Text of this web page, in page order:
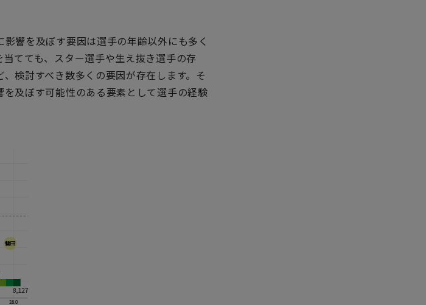
響を及ぼす要因は選手の年齢以外にも多く
てても、スター選手や生え抜き選手の存
検討すべき数多くの要因が存在します。そ
及ぼす可能性のある要素として選手の経験